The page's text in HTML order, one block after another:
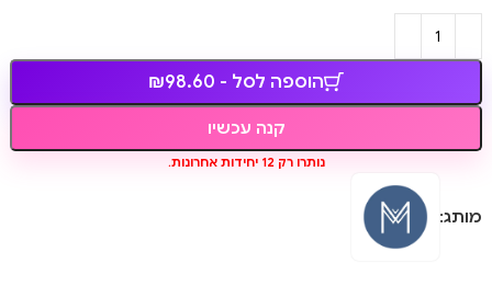
הוספה לסל - ₪98.60
קנה עכשיו
נותרו רק 12 יחידות אחרונות.
מותג: